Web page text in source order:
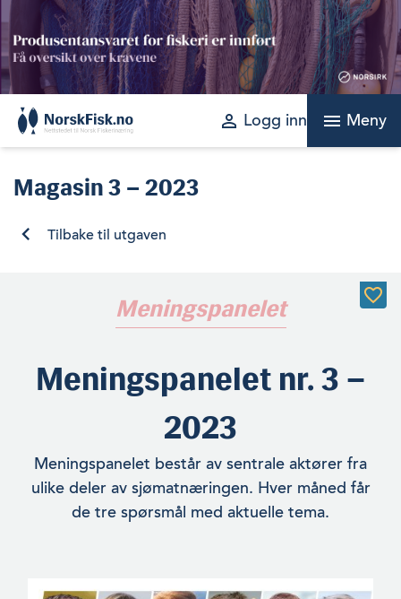
Skip
to
content
perm_identity Logg inn menu Meny
Magasin3 – 2023
Tilbake til utgaven
Meningspanelet
Meningspanelet nr. 3 –
2023
Meningspanelet består av sentrale aktører fra
ulike deler av sjømatnæringen. Hver måned får
de tre spørsmål med aktuelle tema.